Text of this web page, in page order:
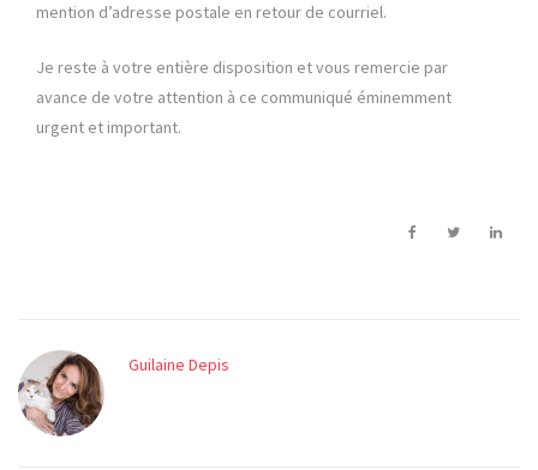
mention d’adresse postale en retour de courriel.
Je reste à votre entière disposition et vous remercie par
avance de votre attention à ce communiqué éminemment
urgent et important.
Guilaine Depis